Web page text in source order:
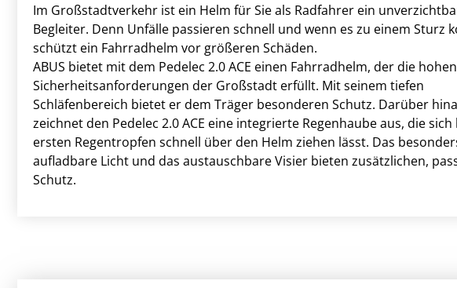
Im Großstadtverkehr ist ein Helm für Sie als Radfahrer ein
Begleiter. Denn Unfälle passieren schnell und wenn es zu einem Sturz
schützt ein Fahrradhelm vor größeren Schäden.
ABUS bietet mit dem Pedelec 2.0 ACE einen Fahrradhelm, der die hohen
Sicherheitsanforderungen der Großstadt erfüllt. Mit seinem tiefen
Schläfenbereich bietet er dem Träger besonderen Schutz. Darüber
zeichnet den Pedelec 2.0 ACE eine integrierte Regenhaube aus, die sich
ersten Regentropfen schnell über den Helm ziehen lässt. Das
aufladbare Licht und das austauschbare Visier bieten zusätzlichen,
Schutz.